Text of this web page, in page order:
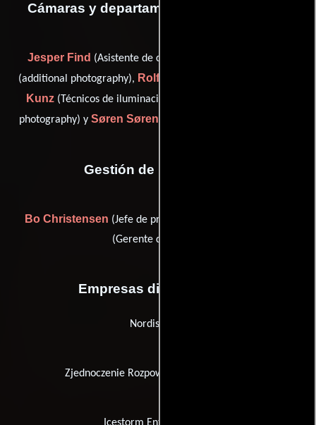
Cámaras y departamento de electricidad
Jesper Find (Asistente de cámara),
(additional photography), Rolf Konow
Kunz (Técnicos de iluminación),
photography) y Søren Sørensen
Gestión de producción
Bo Christensen (Jefe de producción) y
(Gerente de unidad)
Empresas distribuidoras
Nordisk Film
Zjednoczenie Rozpowszechniania Filmów